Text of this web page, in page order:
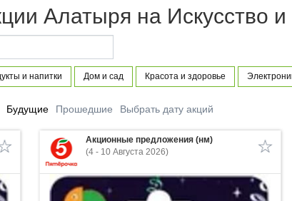
Алатыря на Искусство и
и напитки Дом и сад Красота и здоровье
Будущие Прошедшие Выбрать дату акций
Акционные предложения (нм)
(4 - 10 Августа 2026)